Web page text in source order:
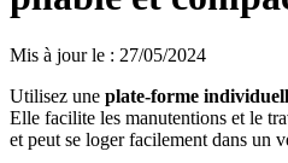
Mis à jour le : 27/05/2024
Utilisez une plate-forme
Elle facilite les manutentions et le
et peut se loger facilement dans un